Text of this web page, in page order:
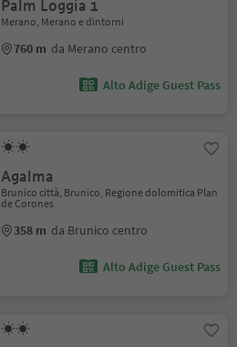
Palm Loggia 1
Merano, Merano e dintorni
760 m da Merano centro
Alto Adige Guest Pass
Agalma
Brunico città, Brunico, Regione dolomitica Plan
de Corones
358 m da Brunico centro
Alto Adige Guest Pass